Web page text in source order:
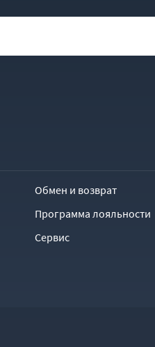
Обмен и возврат
Программа лояльности
Сервис